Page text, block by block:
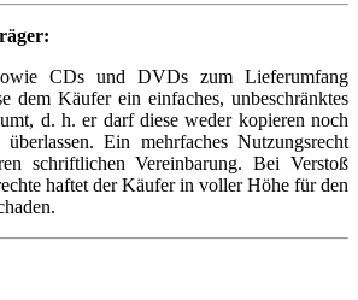
CDs und DVDs zum Lieferumfang
dem Käufer ein einfaches, unbeschränktes
d. h. er darf diese weder kopieren noch
Ein mehrfaches Nutzungsrecht
schriftlichen Vereinbarung. Bei Verstoß
haftet der Käufer in voller Höhe für den